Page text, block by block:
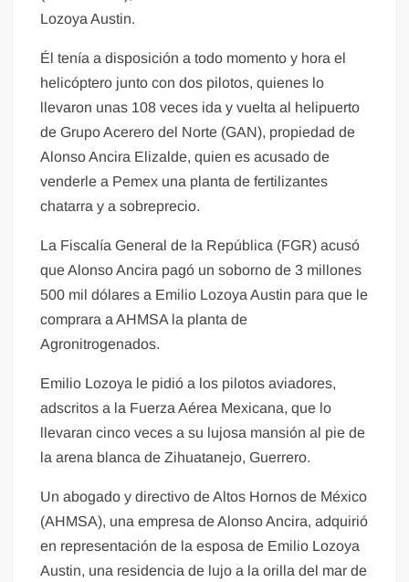
Lozoya Austin.
Él tenía a disposición a todo momento y hora el
helicóptero junto con dos pilotos, quienes lo
llevaron unas 108 veces ida y vuelta al helipuerto
de Grupo Acerero del Norte (GAN), propiedad de
Alonso Ancira Elizalde, quien es acusado de
venderle a Pemex una planta de fertilizantes
chatarra y a sobreprecio.
La Fiscalía General de la República (FGR) acusó
que Alonso Ancira pagó un soborno de 3 millones
500 mil dólares a Emilio Lozoya Austin para que le
comprara a AHMSA la planta de
Agronitrogenados.
Emilio Lozoya le pidió a los pilotos aviadores,
adscritos a la Fuerza Aérea Mexicana, que lo
llevaran cinco veces a su lujosa mansión al pie de
la arena blanca de Zihuatanejo, Guerrero.
Un abogado y directivo de Altos Hornos de México
(AHMSA), una empresa de Alonso Ancira, adquirió
en representación de la esposa de Emilio Lozoya
Austin, una residencia de lujo a la orilla del mar de